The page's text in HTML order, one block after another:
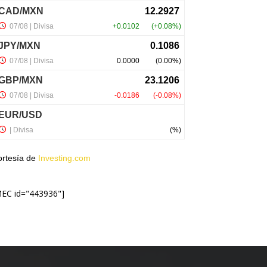
de Investing.com
id="443936"]